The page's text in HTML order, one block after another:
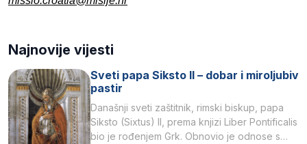
Najnovije vijesti
Sveti papa Siksto II – dobar i miroljubiv
pastir
Današnji sveti zaštitnik, rimski biskup, papa
Siksto (Sixtus) II, prema knjizi Liber Pontificalis
bio je rođenjem Grk. Obnovio je odnose s